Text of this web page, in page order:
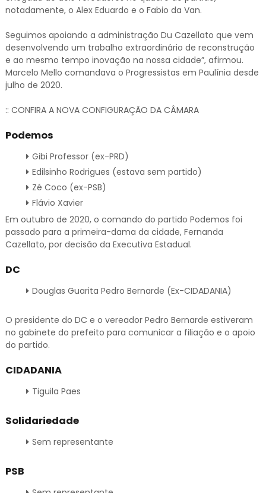
notadamente, o Alex Eduardo e o Fabio da Van.
Seguimos apoiando a administração Du Cazellato que vem
desenvolvendo um trabalho extraordinário de reconstrução
e ao mesmo tempo inovação na nossa cidade”, afirmou.
Marcelo Mello comandava o Progressistas em Paulínia desde
julho de 2020.
:: CONFIRA A NOVA CONFIGURAÇÃO DA CÂMARA
Podemos
Gibi Professor (ex-PRD)
Edilsinho Rodrigues (estava sem partido)
Zé Coco (ex-PSB)
Flávio Xavier
Em outubro de 2020, o comando do partido Podemos foi
passado para a primeira-dama da cidade, Fernanda
Cazellato, por decisão da Executiva Estadual.
DC
Douglas Guarita Pedro Bernarde (Ex-CIDADANIA)
O presidente do DC e o vereador Pedro Bernarde estiveram
no gabinete do prefeito para comunicar a filiação e o apoio
do partido.
CIDADANIA
Tiguila Paes
Solidariedade
Sem representante
PSB